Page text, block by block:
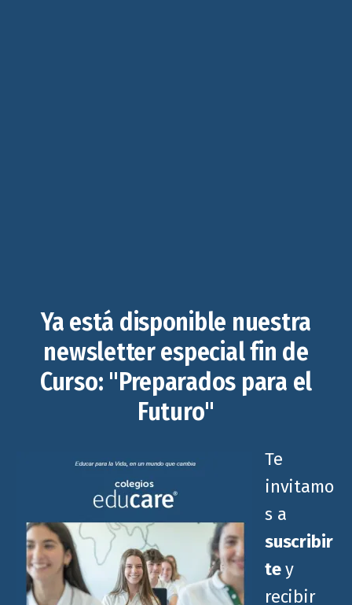
Ya está disponible nuestra
newsletter especial fin de
Curso: "Preparados para el
Futuro"
Te
invitamo
s a
suscribir
tey
recibir